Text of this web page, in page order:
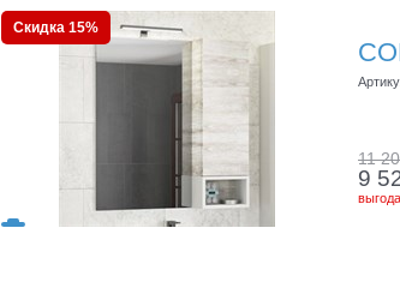
Скидка 15%
11
9
выгода